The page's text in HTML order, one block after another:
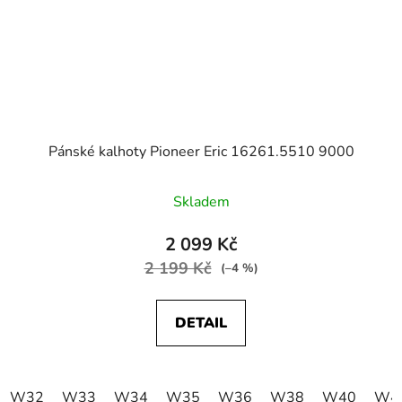
Pánské kalhoty Pioneer Eric 16261.5510 9000
Skladem
2 099 Kč
2 199 Kč (–4 %)
DETAIL
W32 W33 W34 W35 W36 W38 W40